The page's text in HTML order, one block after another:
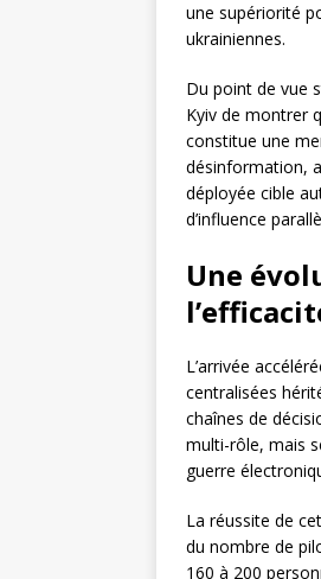
une supériorité
ukrainiennes.
Du point de vue
Kyiv de montrer
constitue une
désinformation,
déployée cible
d’influence
Une
L’arrivée
centralisées
chaînes de
multi-rôle, mais
guerre
La réussite de
du nombre de
160 à 200